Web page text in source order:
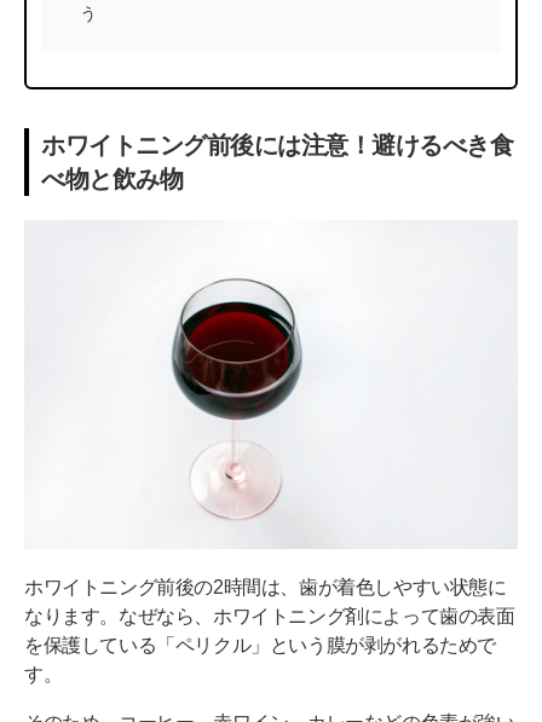
う
ホワイトニング前後には注意！避けるべき食
べ物と飲み物
ホワイトニング前後の2時間は、歯が着色しやすい状態に
なります。なぜなら、ホワイトニング剤によって歯の表面
を保護している「ペリクル」という膜が剥がれるためで
す。